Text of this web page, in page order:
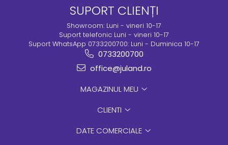
SUPORT CLIENȚI
Showroom: Luni - vineri 10-17
Suport telefonic Luni - vineri 10-17
Suport WhatsApp 0733200700: Luni - Duminica 10-17
0733200700
office@juland.ro
MAGAZINUL MEU
CLIENTI
DATE COMERCIALE